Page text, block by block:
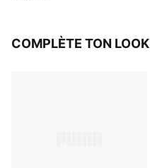
COMPLÈTE TON LOOK